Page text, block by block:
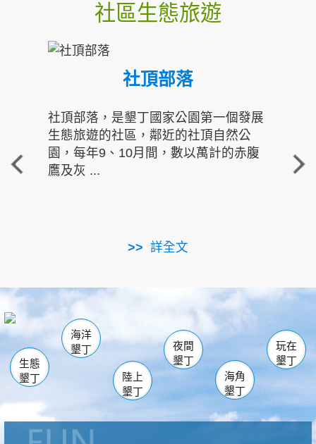
社區生態旅遊
社頂部落
社頂部落，是墾丁國家公園第一個發展
生態旅遊的社區，鄰近的社頂自然公
園，每年9、10月間，數以萬計的赤腹
鷹及灰 ...
詳全文
重
走進
南仁湖
海生館
恆春 佳樂水
龍鑾潭自然中心 森林遊樂區
瓊麻館
關山 墾管處遊客中心
社頂公園 風吹沙
船帆石
白砂 龍磐公園
香蕉灣
砂島
鵝鑾鼻
生態
墾丁
海洋
墾丁
陸上
墾丁
夜間
墾丁
海角
墾丁
玩在
墾丁